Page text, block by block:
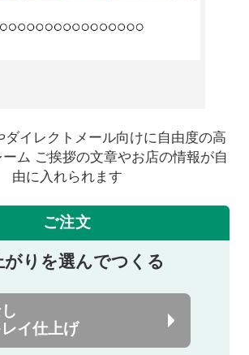
ダイレクトメール向けに自由度の高
ム ご挨拶の文章やお店の情報が自
由に入れられます
ご注文
がりを選んでつくる
イ仕上げ